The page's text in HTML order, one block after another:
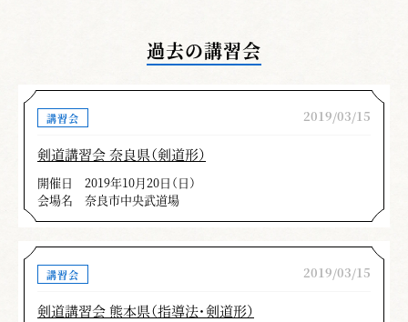
過去の講習会
講習会 2019/03/15
剣道講習会 奈良県（剣道形）
開催日
2019年10月20日（日）
会場名
奈良市中央武道場
講習会 2019/03/15
剣道講習会 熊本県（指導法・剣道形）